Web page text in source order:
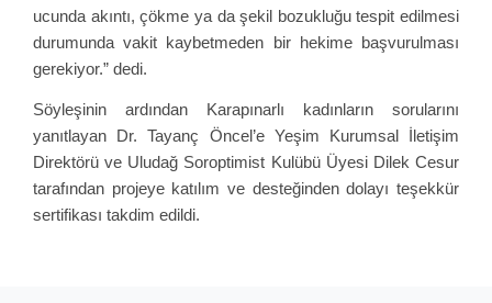
ucunda akıntı, çökme ya da şekil bozukluğu tespit edilmesi
durumunda vakit kaybetmeden bir hekime başvurulması
gerekiyor.” dedi.
Söyleşinin ardından Karapınarlı kadınların sorularını
yanıtlayan Dr. Tayanç Öncel’e Yeşim Kurumsal İletişim
Direktörü ve Uludağ Soroptimist Kulübü Üyesi Dilek Cesur
tarafından projeye katılım ve desteğinden dolayı teşekkür
sertifikası takdim edildi.